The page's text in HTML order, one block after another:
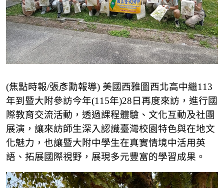
(焦點時報/張彥勳報導) 美國西雅圖西北高中繼113
年到暨大附參訪今年(115年)28日再度來訪，進行國
際教育交流活動，透過課程體驗、文化互動及社團
展演，讓來訪師生深入認識臺灣校園特色與在地文
化魅力，也讓暨大附中學生在真實情境中活用英
語、拓展國際視野，展現多元豐富的學習成果。